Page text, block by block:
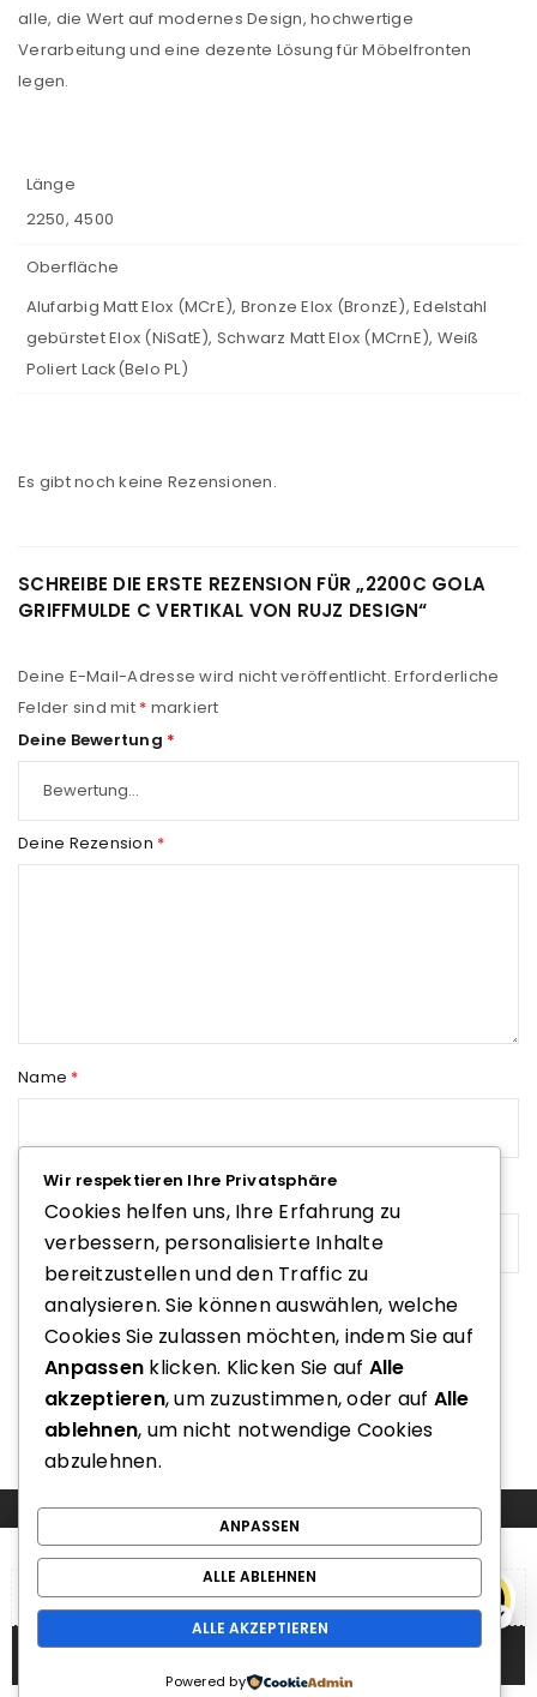
alle, die Wert auf modernes Design, hochwertige
Verarbeitung und eine dezente Lösung für Möbelfronten
legen.
Länge
2250, 4500
Oberfläche
Alufarbig Matt Elox (MCrE), Bronze Elox (BronzE), Edelstahl
gebürstet Elox (NiSatE), Schwarz Matt Elox (MCrnE), Weiß
Poliert Lack(Belo PL)
Es gibt noch keine Rezensionen.
SCHREIBE DIE ERSTE REZENSION FÜR „2200C GOLA
GRIFFMULDE C VERTIKAL VON RUJZ DESIGN“
Deine E-Mail-Adresse wird nicht veröffentlicht. Erforderliche
Felder sind mit * markiert
Deine Bewertung *
Deine Rezension *
Name *
E-Mail *
Name, E-Mail-Adresse und Website in diesem Browser für
meinen nächsten Kommentar speichern.
e
Wir respektieren Ihre Privatsphäre
Cookies helfen uns, Ihre Erfahrung zu
verbessern, personalisierte Inhalte
bereitzustellen und den Traffic zu
analysieren. Sie können auswählen, welche
Cookies Sie zulassen möchten, indem Sie auf
Anpassen klicken. Klicken Sie auf Alle
akzeptieren, um zuzustimmen, oder auf Alle
ablehnen, um nicht notwendige Cookies
abzulehnen.
ANPASSEN
ALLE ABLEHNEN
ALLE AKZEPTIEREN
Powered by
COMPARE(0)
COMPARE